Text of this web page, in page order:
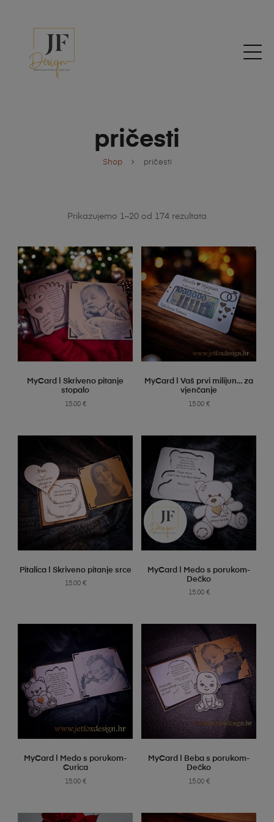
Shop pričesti
pričesti
Prikazujemo 1–20 od 174 rezultata
SELECT OPTIONS
MyCard | Skriveno pitanje
stopalo
15.00 €
SELECT OPTIONS
MyCard | Vaš prvi milijun… za
vjenčanje
15.00 €
SELECT OPTIONS
Pitalica | Skriveno pitanje srce
15.00 €
SELECT OPTIONS
MyCard | Medo s porukom-
Dečko
15.00 €
SELECT OPTIONS
MyCard | Medo s porukom-
Curica
15.00 €
SELECT OPTIONS
MyCard | Beba s porukom-
Dečko
15.00 €